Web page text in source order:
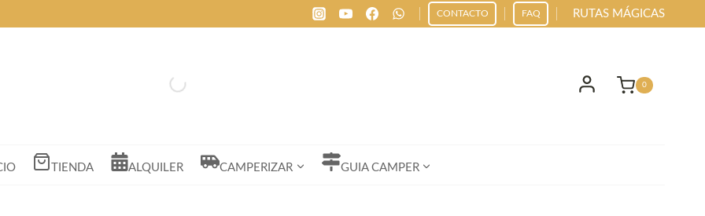
CONTACTO FAQ RUTAS MÁGICAS
0
TIENDA ALQUILER CAMPERIZAR GUIA CAMPER